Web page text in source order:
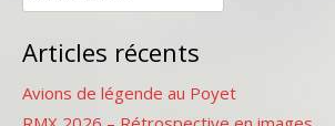
Articles récents
Avions de légende au Poyet